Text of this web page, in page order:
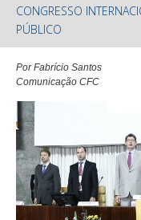
CONGRESSO
PÚBLICO
Por Fabrício Santos
Comunicação CFC